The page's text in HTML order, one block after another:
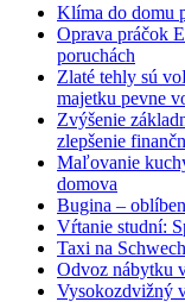
Klíma do domu
Oprava práčok
poruchách
Zlaté tehly sú
majetku pevne
Zvýšenie
zlepšenie
Maľovanie
domova
Bugina –
Vŕtanie studní:
Taxi na
Odvoz nábytku
Vysokozdvižný